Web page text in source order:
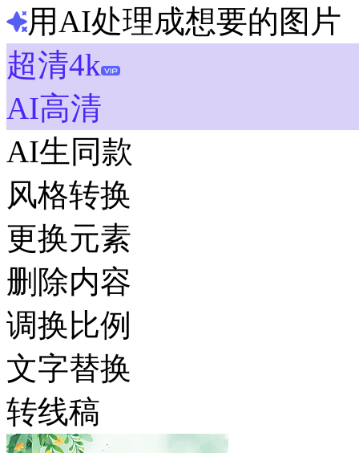
用AI处理成想要的图片
超清4k
AI高清
AI生同款
风格转换
更换元素
删除内容
调换比例
文字替换
转线稿